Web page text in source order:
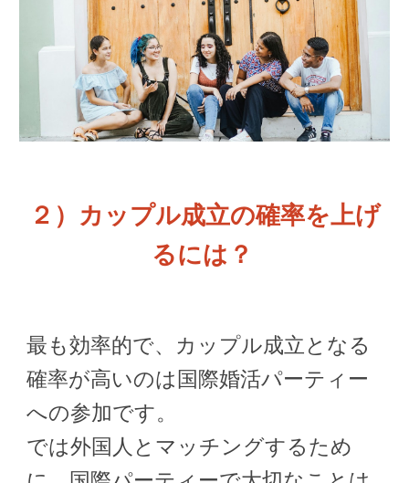
２ ） カップル成立の確率を上げ
るには？
最も効率的で、カップル成立となる
確率が高いのは国際婚活パーティー
への参加です。
では外国人とマッチングするため